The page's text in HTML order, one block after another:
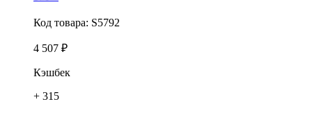
Код товара: S5792
4 507 ₽
Кэшбек
+ 315